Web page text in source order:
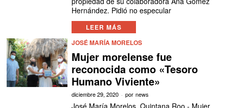
Hernández. Pidió no especular
LEER MÁS
JOSÉ MARÍA MORELOS
Mujer morelense fue
reconocida como «Tesoro
Humano Viviente»
diciembre 29, 2020 por news
José María Morelos, Quintana Roo.- Mujer